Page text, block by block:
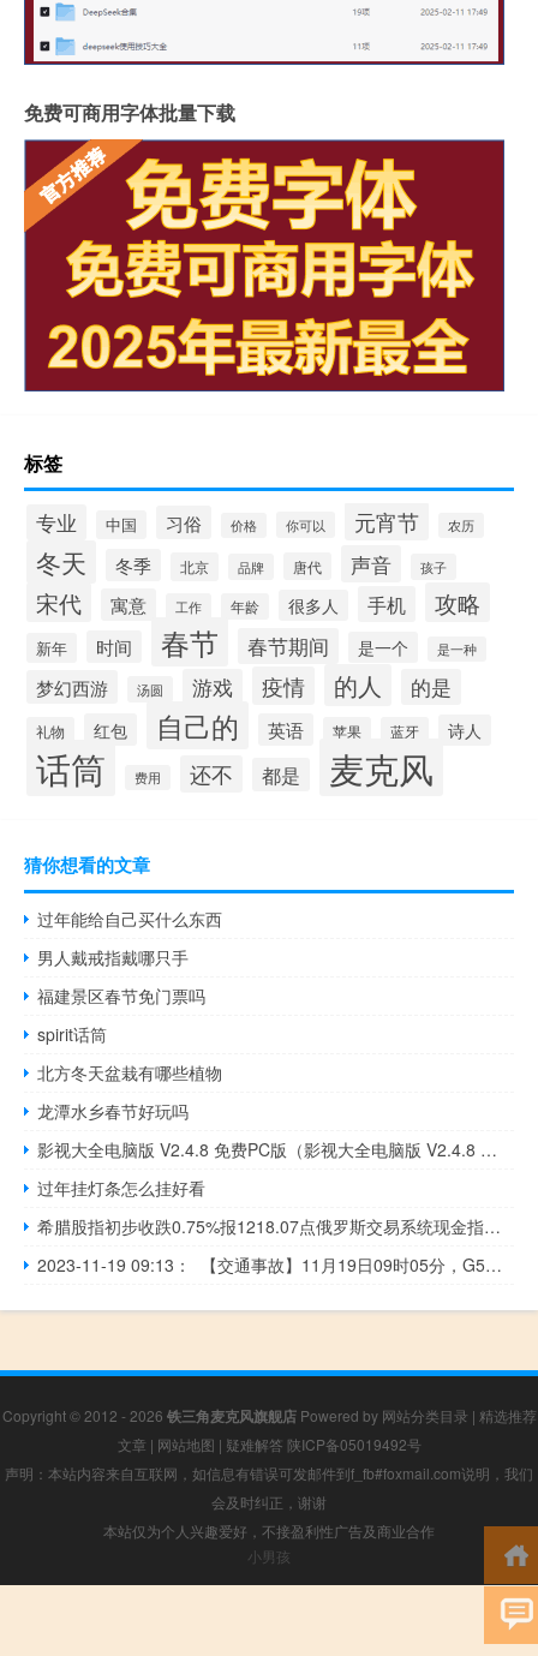
免费可商用字体批量下载
标签
专业 中国 习俗 价格 你可以 元宵节 农历
冬天 冬季 北京 品牌 唐代 声音 孩子
宋代 寓意 工作 年龄 很多人 手机 攻略
新年 时间 春节 春节期间 是一个 是一种
梦幻西游 汤圆 游戏 疫情 的人 的是
礼物 红包 自己的 英语 苹果 蓝牙 诗人
话筒 费用 还不 都是 麦克风
猜你想看的文章
过年能给自己买什么东西
男人戴戒指戴哪只手
福建景区春节免门票吗
spirit话筒
北方冬天盆栽有哪些植物
龙潭水乡春节好玩吗
影视大全电脑版 V2.4.8 免费PC版（影视大全电脑版 V2.4.8 免费PC版功能简介）
过年挂灯条怎么挂好看
希腊股指初步收跌0.75%报1218.07点俄罗斯交易系统现金指数RTS（美元计价）初步收跌0.44%莫斯科交易所（MOEX）指数初步收跌0.21%
2023-11-19 09:13： 【交通事故】11月19日09时05分，G5京昆高速西攀段米易往西昌方向，营盘山隧道里一辆货车发生单车事故 ，占用行车道。请过往车辆谨慎驾驶，注意安全。 ​​​
Copyright © 2012 - 2026 铁三角麦克风旗舰店Powered by 网站分类目录 | 精选推荐
文章 | 网站地图 | 疑难解答 陕ICP备05019492号
声明：本站内容来自互联网，如信息有错误可发邮件到f_fb#foxmail.com说明，我们
会及时纠正，谢谢
本站仅为个人兴趣爱好，不接盈利性广告及商业合作
小男孩